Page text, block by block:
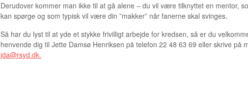
Derudover kommer man ikke til at gå alene – du vil være tilknyttet en mentor,
kan spørge og som typisk vil være din ”makker” når fanerne skal svinges.
Så har du lyst til at yde et stykke frivilligt arbejde for kredsen, så er du
henvende dig til Jette Damsø Henriksen på telefon 22 48 63 69 eller skrive på
jda@rsyd.dk.